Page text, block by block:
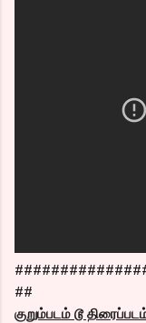
##
குறும்படம் டூ